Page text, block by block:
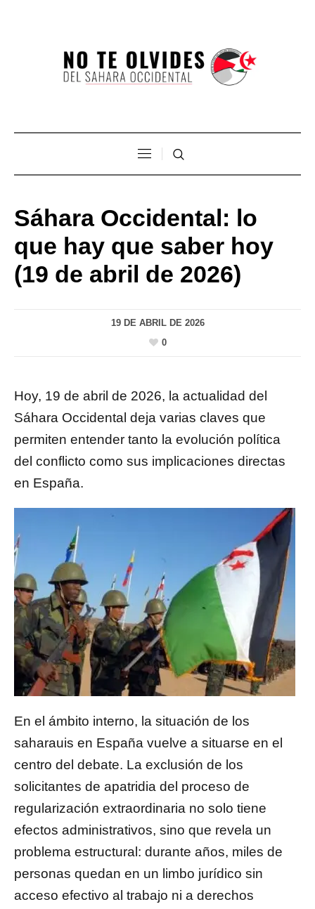
Sáhara Occidental: lo
que hay que saber hoy
(19 de abril de 2026)
19 DE ABRIL DE 2026
0
Hoy, 19 de abril de 2026, la actualidad del
Sáhara Occidental deja varias claves que
permiten entender tanto la evolución política
del conflicto como sus implicaciones directas
en España.
En el ámbito interno, la situación de los
saharauis en España vuelve a situarse en el
centro del debate. La exclusión de los
solicitantes de apatridia del proceso de
regularización extraordinaria no solo tiene
efectos administrativos, sino que revela un
problema estructural: durante años, miles de
personas quedan en un limbo jurídico sin
acceso efectivo al trabajo ni a derechos